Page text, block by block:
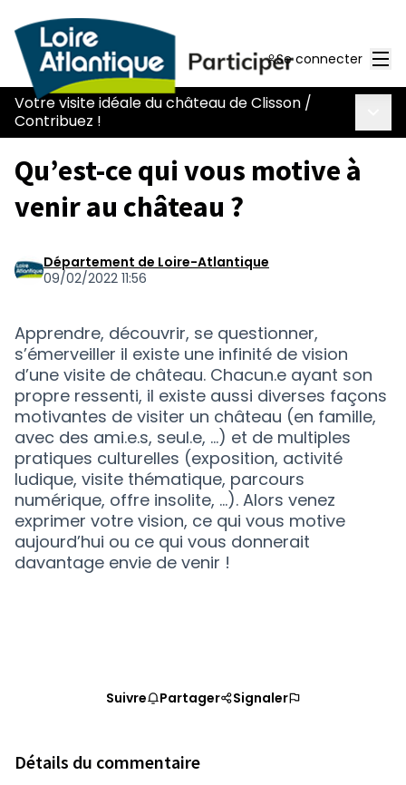
Se connecter
Votre visite idéale du château de Clisson /
Contribuez !
Qu’est-ce qui vous motive à
venir au château ?
Département de Loire-Atlantique
09/02/2022 11:56
Apprendre, découvrir, se questionner,
s’émerveiller il existe une infinité de vision
d’une visite de château. Chacun.e ayant son
propre ressenti, il existe aussi diverses façons
motivantes de visiter un château (en famille,
avec des ami.e.s, seul.e, …) et de multiples
pratiques culturelles (exposition, activité
ludique, visite thématique, parcours
numérique, offre insolite, …). Alors venez
exprimer votre vision, ce qui vous motive
aujourd’hui ou ce qui vous donnerait
davantage envie de venir !
Suivre Partager Signaler
Détails du commentaire